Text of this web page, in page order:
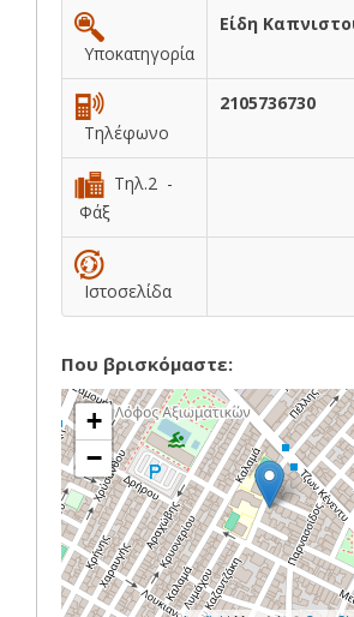
Υποκατηγορία
Είδη
Τηλέφωνο
2105736730
Τηλ.2 -
Φάξ
Ιστοσελίδα
Που βρισκόμαστε:
+
−